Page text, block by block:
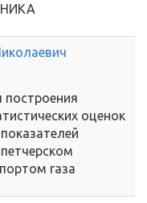
оценок
газа